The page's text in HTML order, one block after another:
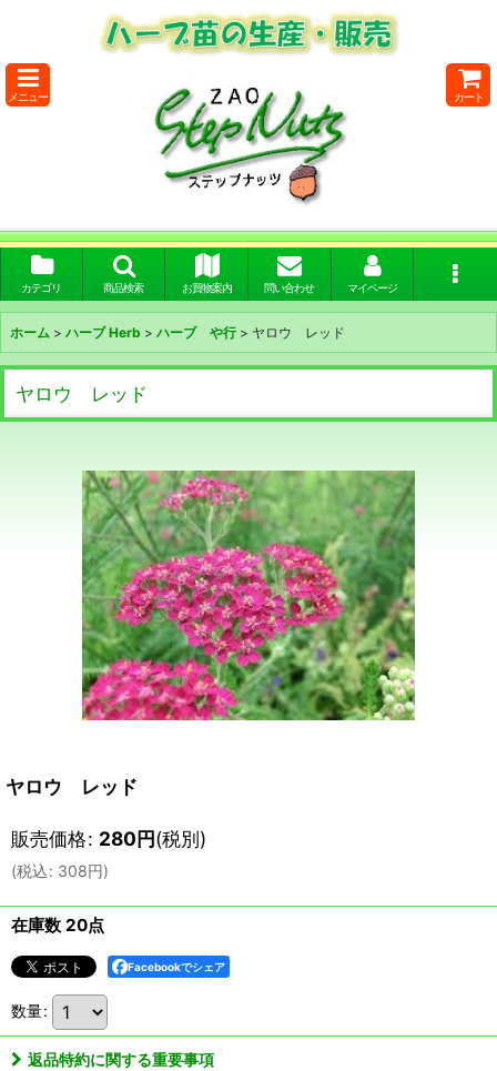
メニュー カート
カテゴリ 商品検索 お買物案内 問い合わせ マイページ
ホーム > ハーブ Herb > ハーブ や行 > ヤロウ レッド
ヤロウ レッド
ヤロウ レッド
販売価格: 280円(税別)
(税込: 308円)
在庫数 20点
Facebookでシェア
数量:
返品特約に関する重要事項